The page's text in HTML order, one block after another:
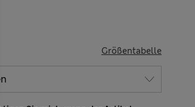
Größentabelle